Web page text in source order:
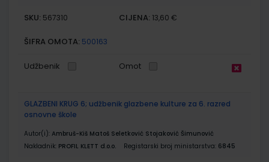
SKU: 567310 CIJENA: 13,60 €
ŠIFRA OMOTA: 500163
Udžbenik Omot
GLAZBENI KRUG 6; udžbenik glazbene kulture za 6. razred
osnovne škole
Autor(i): Ambruš-Kiš Matoš Seletković Stojaković Šimunović
Nakladnik: PROFIL KLETT d.o.o. Registarski broj ministarstva: 6845